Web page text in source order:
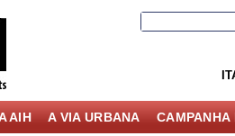
AIH A VIA URBANA CAMPANHA